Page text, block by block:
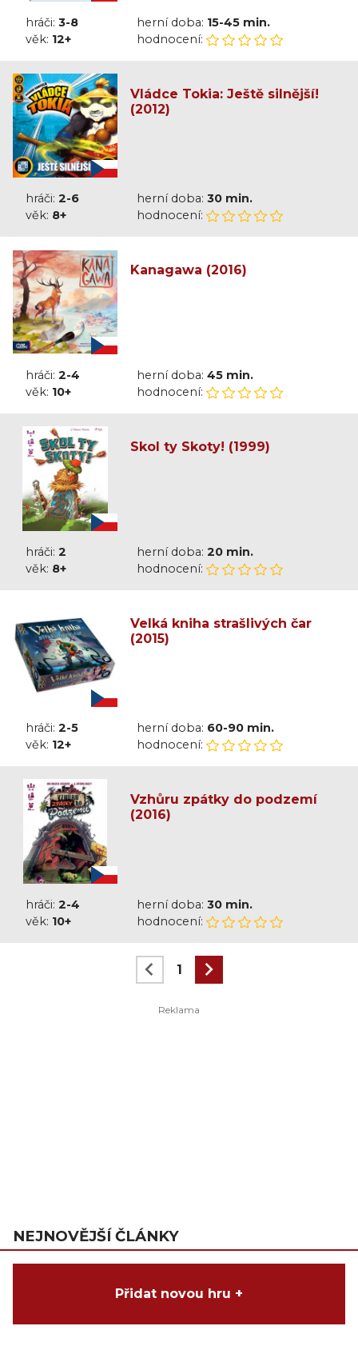
hráči: 3-8 herní doba: 15-45 min.
věk: 12+ hodnocení:
Vládce Tokia: Ještě silnější!
(2012)
hráči: 2-6 herní doba: 30 min.
věk: 8+ hodnocení:
Kanagawa (2016)
hráči: 2-4 herní doba: 45 min.
věk: 10+ hodnocení:
Skol ty Skoty! (1999)
hráči: 2 herní doba: 20 min.
věk: 8+ hodnocení:
Velká kniha strašlivých čar
(2015)
hráči: 2-5 herní doba: 60-90 min.
věk: 12+ hodnocení:
Vzhůru zpátky do podzemí
(2016)
hráči: 2-4 herní doba: 30 min.
věk: 10+ hodnocení:
1
NEJNOVĚJŠÍ ČLÁNKY
Přidat novou hru +